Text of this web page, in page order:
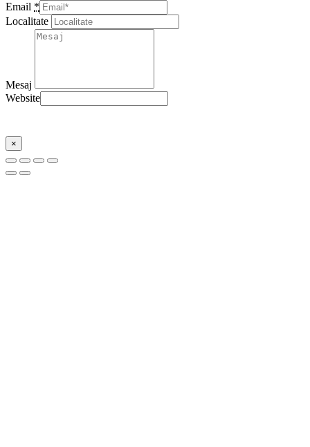
Email *
Localitate
Mesaj
Website
×